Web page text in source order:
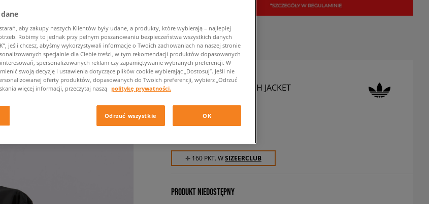
ADIDAS KURTKA COACH JACKET
✛ 160 PKT. WSIZEERCLUB
PRODUKT NIEDOSTĘPNY
aby zakupy naszych Klientów były udane, a produkty, które wybierają – najlepiej
Robimy to jednak przy pełnym poszanowaniu bezpieczeństwa wszystkich danych
jeśli chcesz, abyśmy wykorzystywali informacje o Twoich zachowaniach na naszej stronie
specjalnie dla Ciebie treści, w tym rekomendacji produktów dopasowanych
spersonalizowanych reklam czy zapamiętywanie wybranych preferencji. W
swoją decyzję i ustawienia dotyczące plików cookie wybierając „Dostosuj”. Jeśli nie
oferty produktów, dopasowanych do Twoich preferencji, wybierz „Odrzuć
więcej informacji, przeczytaj naszą politykę prywatności.
Odrzuć wszystkie OK